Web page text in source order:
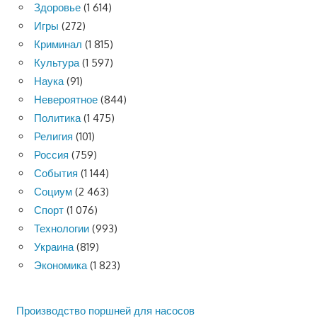
Здоровье (1 614)
Игры (272)
Криминал (1 815)
Культура(1 597)
Наука(91)
Невероятное (844)
Политика(1 475)
Религия (101)
Россия (759)
События (1 144)
Социум (2 463)
Спорт (1 076)
Технологии (993)
Украина(819)
Экономика(1 823)
Производство поршней для насосов